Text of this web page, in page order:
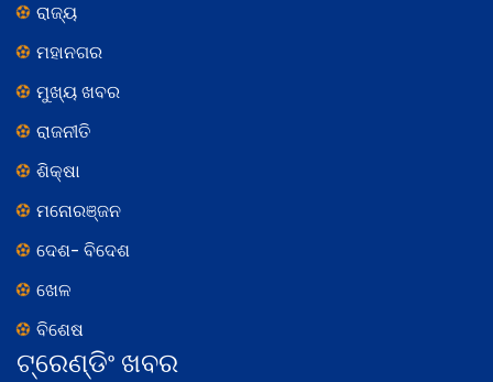
ରାଜ୍ୟ
ମହାନଗର
ମୁଖ୍ୟ ଖବର
ରାଜନୀତି
ଶିକ୍ଷା
ମନୋରଞ୍ଜନ
ଦେଶ- ବିଦେଶ
ଖେଳ
ବିଶେଷ
ଟ୍ରେଣ୍ଡିଂ ଖବର